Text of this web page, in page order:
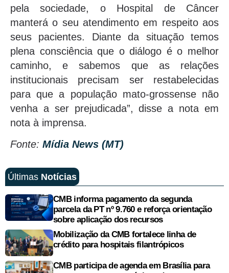
pela sociedade, o Hospital de Câncer
manterá o seu atendimento em respeito aos
seus pacientes. Diante da situação temos
plena consciência que o diálogo é o melhor
caminho, e sabemos que as relações
institucionais precisam ser restabelecidas
para que a população mato-grossense não
venha a ser prejudicada”, disse a nota em
nota à imprensa.
Fonte: Mídia News (MT)
Últimas Notícias
CMB informa pagamento da segunda
parcela da PT nº 9.760 e reforça orientação
sobre aplicação dos recursos
Mobilização da CMB fortalece linha de
crédito para hospitais filantrópicos
CMB participa de agenda em Brasília para